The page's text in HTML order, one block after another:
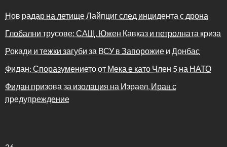
Нов радар на летище Лайпциг след инцидента с дрона
Глобални трусове: САЩ, Южен Кавказ и петролната криза
Рокади и тежки загуби за ВСУ в Запорожие и Донбас
Фидан: Споразумението от Мека е като Член 5 на НАТО
Фидан призова за изолация на Израел, Иран с
предупреждение